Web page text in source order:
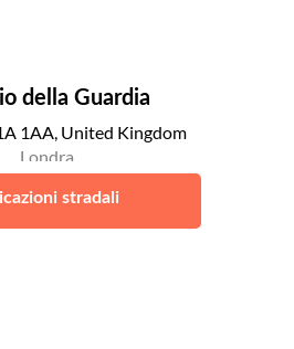
della Guardia
1AA, United Kingdom
Londra
stradali